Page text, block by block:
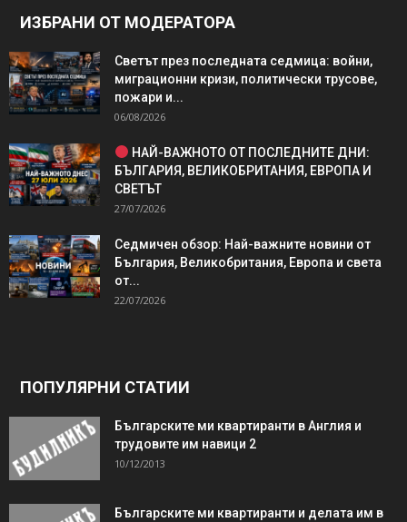
ИЗБРАНИ ОТ МОДЕРАТОРА
Светът през последната седмица: войни,
миграционни кризи, политически трусове,
пожари и...
06/08/2026
НАЙ-ВАЖНОТО ОТ ПОСЛЕДНИТЕ ДНИ:
БЪЛГАРИЯ, ВЕЛИКОБРИТАНИЯ, ЕВРОПА И
СВЕТЪТ
27/07/2026
Седмичен обзор: Най-важните новини от
България, Великобритания, Европа и света
от...
22/07/2026
ПОПУЛЯРНИ СТАТИИ
Българските ми квартиранти в Англия и
трудовите им навици 2
10/12/2013
Българските ми квартиранти и делата им в